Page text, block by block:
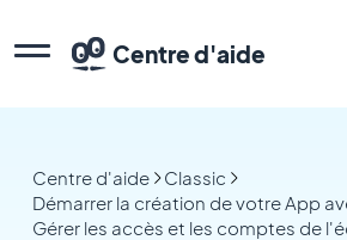
Centre d'aide
Centre d'aide
Classic
Démarrer la création de votre App
Gérer les accès et les comptes de